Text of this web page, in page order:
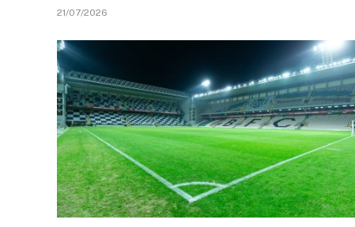
21/07/2026